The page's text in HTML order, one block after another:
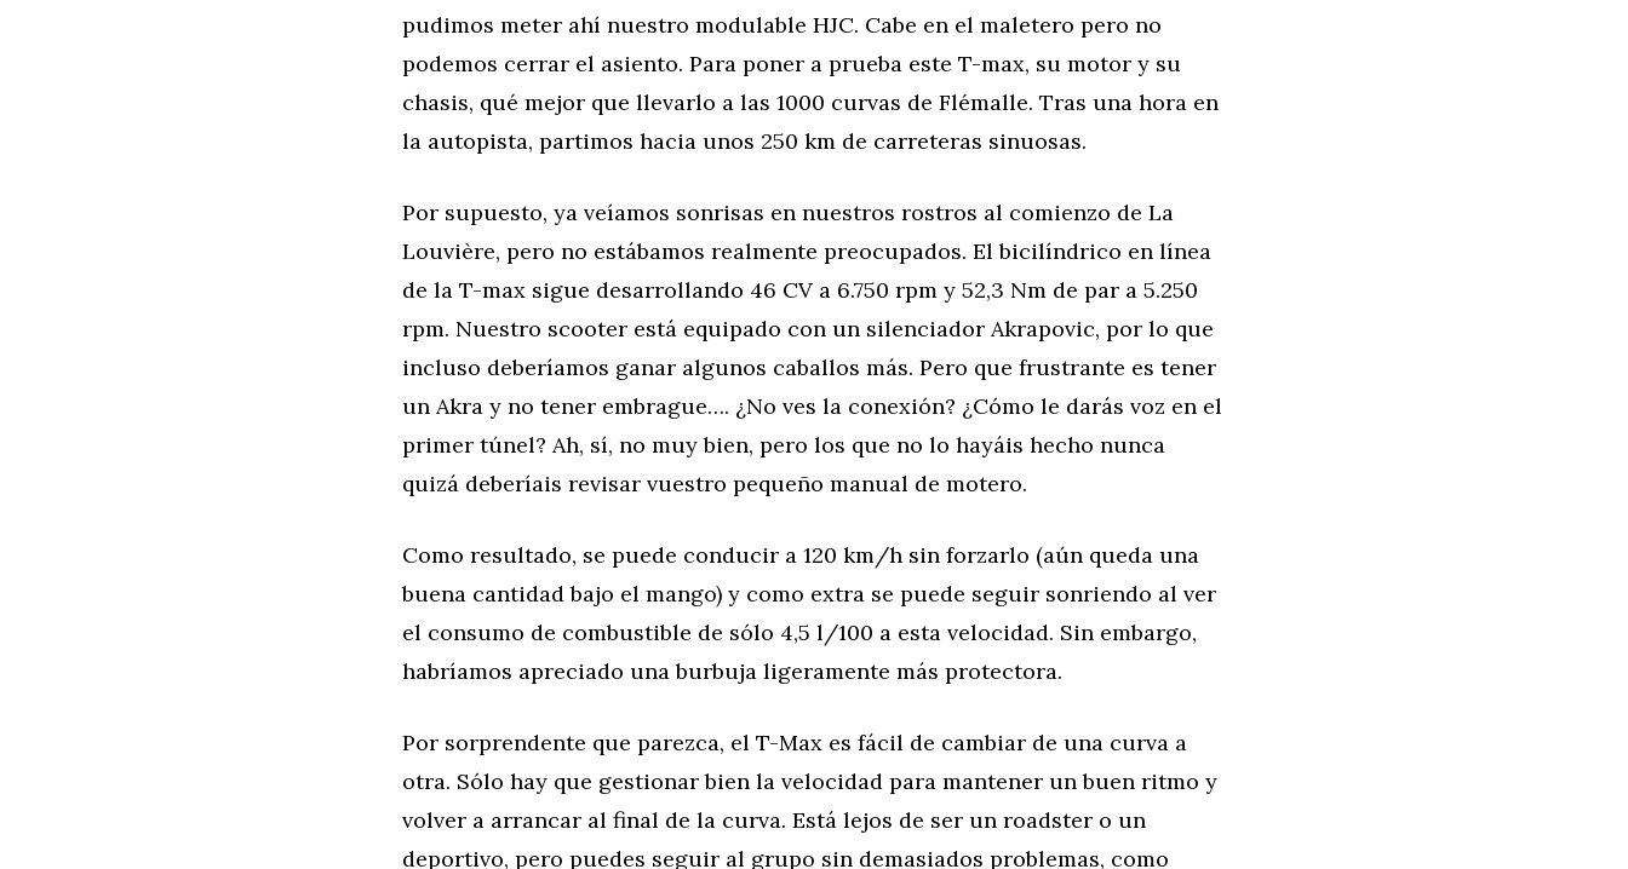
pudimos meter ahí nuestro modulable HJC. Cabe en el maletero pero no
podemos cerrar el asiento. Para poner a prueba este T-max, su motor y su
chasis, qué mejor que llevarlo a las 1000 curvas de Flémalle. Tras una hora en
la autopista, partimos hacia unos 250 km de carreteras sinuosas.
Por supuesto, ya veíamos sonrisas en nuestros rostros al comienzo de La
Louvière, pero no estábamos realmente preocupados. El bicilíndrico en línea
de la T-max sigue desarrollando 46 CV a 6.750 rpm y 52,3 Nm de par a 5.250
rpm. Nuestro scooter está equipado con un silenciador Akrapovic, por lo que
incluso deberíamos ganar algunos caballos más. Pero que frustrante es tener
un Akra y no tener embrague…. ¿No ves la conexión? ¿Cómo le darás voz en el
primer túnel? Ah, sí, no muy bien, pero los que no lo hayáis hecho nunca
quizá deberíais revisar vuestro pequeño manual de motero.
Como resultado, se puede conducir a 120 km/h sin forzarlo (aún queda una
buena cantidad bajo el mango) y como extra se puede seguir sonriendo al ver
el consumo de combustible de sólo 4,5 l/100 a esta velocidad. Sin embargo,
habríamos apreciado una burbuja ligeramente más protectora.
Por sorprendente que parezca, el T-Max es fácil de cambiar de una curva a
otra. Sólo hay que gestionar bien la velocidad para mantener un buen ritmo y
volver a arrancar al final de la curva. Está lejos de ser un roadster o un
deportivo, pero puedes seguir al grupo sin demasiados problemas, como